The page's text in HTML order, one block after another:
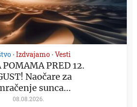
• Izdvajamo • Vesti
POMAMA PRED 12.
Naočare za
sunca...
08.08.2026.